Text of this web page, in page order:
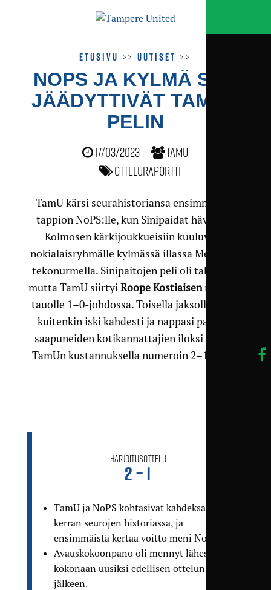
Etusivu >>Uutiset >>
NOPS JA KYLMÄ SÄÄ
JÄÄDYTTIVÄT TAMUN
PELIN
17/03/2023
TamU
Otteluraportti
TamU kärsi seurahistoriansa ensimmäisen
tappion NoPS:lle, kun Sinipaidat hävisivät
Kolmosen kärkijoukkueisiin kuuluvalle
nokialaisryhmälle kylmässä illassa Menkalan
tekonurmella. Sinipaitojen peli oli tahmeaa,
mutta TamU siirtyiRoope Kostiaisenmaalilla
tauolle 1–0-johdossa. Toisella jaksolla NoPS
kuitenkin iski kahdesti ja nappasi paikalle
saapuneiden kotikannattajien iloksi voiton
TamUn kustannuksella numeroin 2–1 (0–1).
Harjoitusottelu
2 – 1
TamU ja NoPS kohtasivat kahdeksannen
kerran seurojen historiassa, ja
ensimmäistä kertaa voitto meni Nokialle.
Avauskokoonpano oli mennyt lähes
kokonaan uusiksi edellisen ottelun
jälkeen.